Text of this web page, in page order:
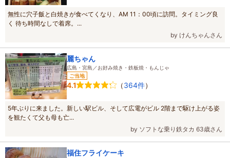
無性に穴子飯と白焼きが食べてくなり、AM 11：00頃に訪問。タイミング良
く 待ち時間なしで着席。...
by けんちゃんさん
麗ちゃん
広島・宮島／お好み焼き・鉄板焼・もんじゃ
ご当地
4.1 （364件）
5年ぶりに来ました。新しい駅ビル、そして広電がビル 2階まで駆け上がる姿
を観たくて父も母も亡...
by ソフトな乗り鉄タカ 63歳さん
福住フライケーキ